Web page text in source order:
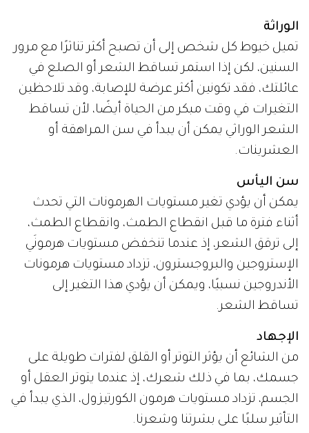
الوراثة
تميل خيوط كل شخص إلى أن تصبح أكثر تناثرًا مع مرور
السنين، لكن إذا استمر تساقط الشعر أو الصلع في
عائلتك، فقد تكونين أكثر عرضة للإصابة، وقد تلاحظين
التغيرات في وقت مبكر من الحياة أيضًا، لأن تساقط
الشعر الوراثي يمكن أن يبدأ في سن المراهقة أو
العشرينات.
سن اليأس
يمكن أن يؤدي تغير مستويات الهرمونات التي تحدث
أثناء فترة ما قبل انقطاع الطمث، وانقطاع الطمث،
إلى ترقق الشعر، إذ عندما تنخفض مستويات هرمونَي
الإستروجين والبروجسترون، تزداد مستويات هرمونات
الأندروجين نسبيًا، ويمكن أن يؤدي هذا التغير إلى
تساقط الشعر.
الإجهاد
من الشائع أن يؤثر التوتر أو القلق لفترات طويلة على
جسمك، بما في ذلك شعرك، إذ عندما يتوتر العقل أو
الجسم، تزداد مستويات هرمون الكورتيزول، الذي يبدأ في
التأثير سلبًا على بشرتنا وشعرنا.